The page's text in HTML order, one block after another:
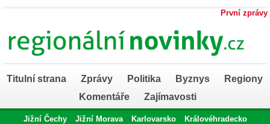
První zprávy
Titulní strana Zprávy Politika Byznys
Regiony
Komentáře
Zajímavosti
Jižní Čechy Jižní Morava Karlovarsko
Královéhradecko